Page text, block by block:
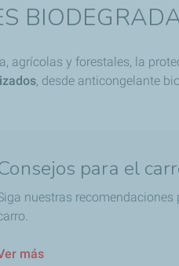
y forestales, la
, desde anticongelante
para el
nuestras recomendaciones
más